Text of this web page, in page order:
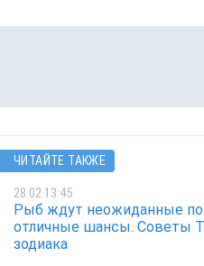
ЧИТАЙТЕ ТАКЖЕ
28.02 13:45
Рыб ждут неожиданные
отличные шансы. Советы
зодиака